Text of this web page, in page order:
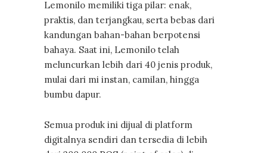
Lemonilo memiliki tiga pilar: enak,
praktis, dan terjangkau, serta bebas dari
kandungan bahan-bahan berpotensi
bahaya. Saat ini, Lemonilo telah
meluncurkan lebih dari 40 jenis produk,
mulai dari mi instan, camilan, hingga
bumbu dapur.
Semua produk ini dijual di platform
digitalnya sendiri dan tersedia di lebih